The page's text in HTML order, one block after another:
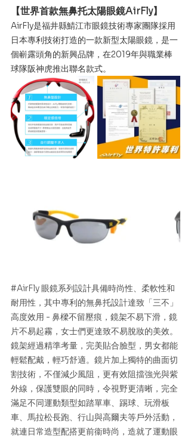
【世界首款無鼻托太陽眼鏡AirFly】
AirFly是福井縣鯖江市眼鏡技術專家團隊採用
日本專利技術打造的一款新型太陽眼鏡，是一
個嶄露頭角的新興品牌，在2019年與職業棒
球隊阪神虎推出聯名款式。
#AirFly 眼鏡系列設計具備時尚性、柔軟性和
耐用性，其中專利的無鼻托設計達致「三不」
高度效用 - 鼻樑不留壓痕，鏡架不易下滑，鏡
片不易起霧，女士們更達致不易脫妝的美效。
鏡架經過精準考量，完美貼合臉型，男女都能
輕鬆配戴，輕巧舒適。鏡片加上獨特的曲面切
割技術，不僅減少風阻，更有效阻擋強光與紫
外線，保護雙眼的同時，令視野更清晰，完全
滿足不同運動類型如踏單車、踢球、玩滑板
車、馬拉松長跑、行山與高爾夫等戶外活動，
就連日常造型配搭更前衞時尚，造就了運動眼